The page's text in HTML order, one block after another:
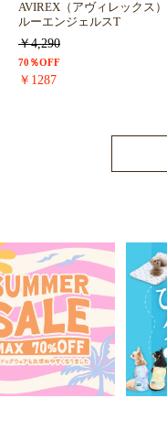
AVIREX（アヴィレックス
ルーエンジェルスT
￥4,290
70％OFF
￥1287